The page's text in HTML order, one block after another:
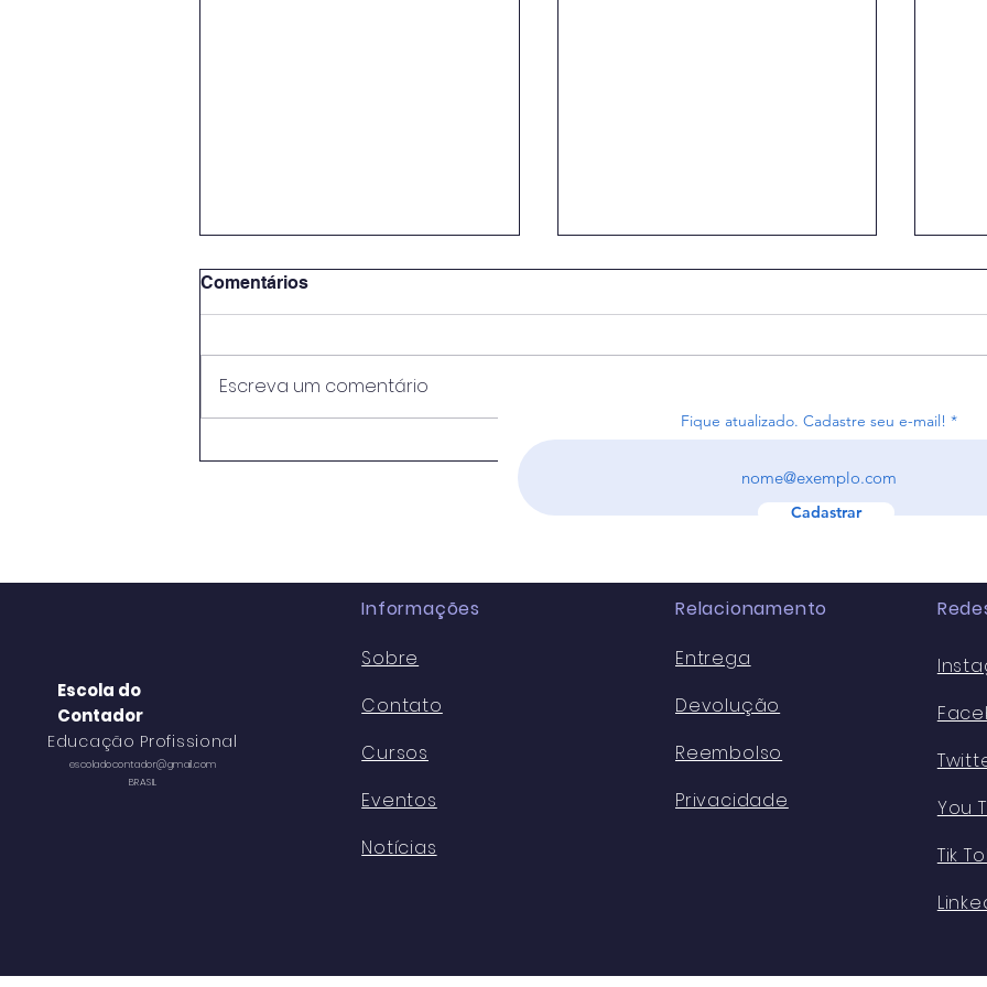
de declarações do IR na
Comentários
Escreva um comentário
Fique atualizado. Cadastre seu e-mail!
Cadastrar
Escola do
Contador
Educação Profissional
escoladocontador@gmail.com
BRASIL
Informações
Sobre
Contato
Cursos
Eventos
Notícias
Relacionamento
Entrega
Devolução
Reembolso
Privacidade
You
Tik